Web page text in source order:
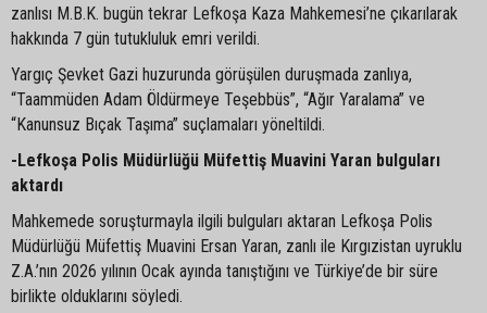
zanlısı M.B.K. bugün tekrar Lefkoşa Kaza Mahkemesi’ne çıkarılarak
hakkında 7 gün tutukluluk emri verildi.
Yargıç Şevket Gazi huzurunda görüşülen duruşmada zanlıya,
“Taammüden Adam Öldürmeye Teşebbüs”, “Ağır Yaralama” ve
“Kanunsuz Bıçak Taşıma” suçlamaları yöneltildi.
-Lefkoşa Polis Müdürlüğü Müfettiş Muavini Yaran bulguları
aktardı
Mahkemede soruşturmayla ilgili bulguları aktaran Lefkoşa Polis
Müdürlüğü Müfettiş Muavini Ersan Yaran, zanlı ile Kırgızistan uyruklu
Z.A.’nın 2026 yılının Ocak ayında tanıştığını ve Türkiye’de bir süre
birlikte olduklarını söyledi.